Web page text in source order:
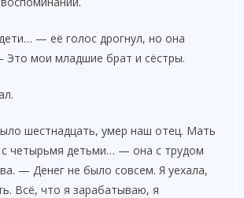
— её голос дрогнул, но она
мои младшие брат и сёстры.
шестнадцать, умер наш отец. Мать
с четырьмя детьми… — она с трудом
— Денег не было совсем. Я уехала,
Всё, что я зарабатываю, я